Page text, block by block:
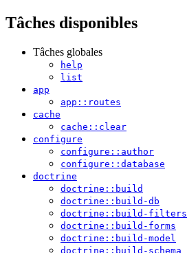
Tâches disponibles
Tâches globales
help
list
app
app::routes
cache
cache::clear
configure
configure::author
configure::database
doctrine
doctrine::build
doctrine::build-db
doctrine::build-filters
doctrine::build-forms
doctrine::build-model
doctrine::build-schema